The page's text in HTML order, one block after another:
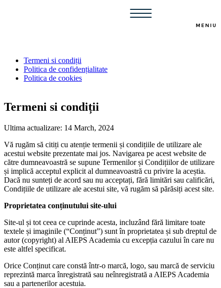
MENIU
Termeni si condiții
Politica de confidențialitate
Politica de cookies
Termeni si condiții
Ultima actualizare: 14 March, 2024
Vă rugăm să citiți cu atenție termenii și condițiile de utilizare ale
acestui website prezentate mai jos. Navigarea pe acest website de
către dumneavoastră se supune Termenilor și Condițiilor de utilizare
și implică acceptul explicit al dumneavoastră cu privire la aceștia.
Dacă nu sunteți de acord sau nu acceptați, fără limitări sau calificări,
Condițiile de utilizare ale acestui site, vă rugăm să părăsiți acest site.
Proprietatea conținutului site-ului
Site-ul și tot ceea ce cuprinde acesta, incluzând fără limitare toate
textele și imaginile (“Conținut”) sunt în proprietatea și sub dreptul de
autor (copyright) al AIEPS Academia cu excepția cazului în care nu
este altfel specificat.
Orice Conținut care constă într-o marcă, logo, sau marcă de serviciu
reprezintă marca înregistrată sau neînregistrată a AIEPS Academia
sau a partenerilor acestuia.